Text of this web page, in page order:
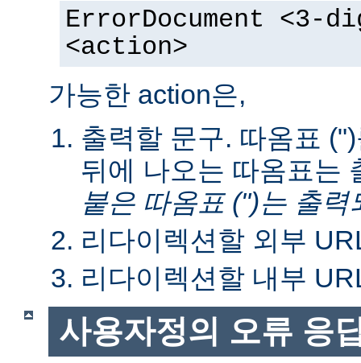
ErrorDocument <3-
<action>
가능한 action은,
출력할 문구. 따옴표
뒤에 나오는 따옴표는
붙은 따옴표 (")는 출력
리다이렉션할 외부
리다이렉션할 내부
사용자정의 오류 응